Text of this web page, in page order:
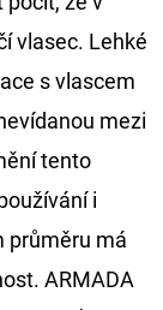
vlasec. Lehké
s vlascem
mezi
tento
i
průměru má
ARMADA